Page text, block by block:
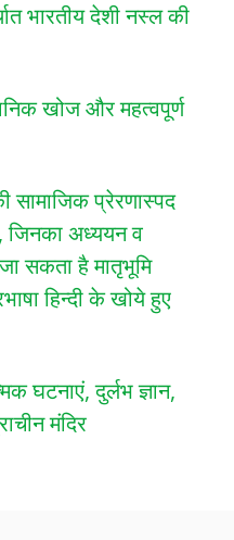
भारतीय देशी नस्ल की
खोज और महत्वपूर्ण
सामाजिक प्रेरणास्पद
जिनका अध्ययन व
सकता है मातृभूमि
हिन्दी के खोये हुए
घटनाएं, दुर्लभ ज्ञान,
मंदिर